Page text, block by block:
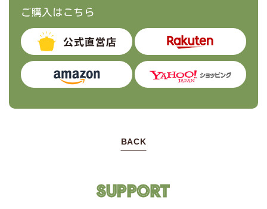
ご購入はこちら
BACK
SUPPORT